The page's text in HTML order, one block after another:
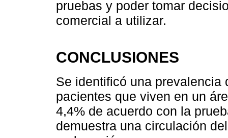
pruebas y poder tomar
comercial a utilizar.
CONCLUSIONES
Se identificó una prevalencia
pacientes que viven en un
4,4% de acuerdo con la
demuestra una circulación